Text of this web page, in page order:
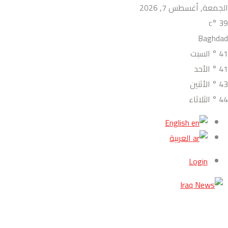
الجمعة, أغسطس 7, 2026
39
°c
Baghdad
41
° السبت
41
° الأحد
43
° الأثنين
44
° الثلاثاء
English
العربية
Login